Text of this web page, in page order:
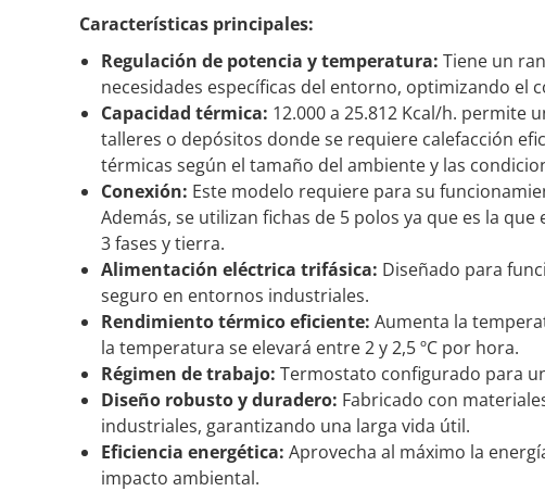
Características principales:
Regulación de potencia y temperatura: Tiene un
necesidades específicas del entorno, optimizando el
Capacidad térmica: 12.000 a 25.812 Kcal/h. permite
talleres o depósitos donde se requiere calefacción
térmicas según el tamaño del ambiente y las
Conexión: Este modelo requiere para su
Además, se utilizan fichas de 5 polos ya que es la
3 fases y tierra.
Alimentación eléctrica trifásica: Diseñado para
seguro en entornos industriales.
Rendimiento térmico eficiente: Aumenta la
la temperatura se elevará entre 2 y 2,5 ºC por hora.
Régimen de trabajo: Termostato configurado para
Diseño robusto y duradero: Fabricado con
industriales, garantizando una larga vida útil.
Eficiencia energética: Aprovecha al máximo la
impacto ambiental.